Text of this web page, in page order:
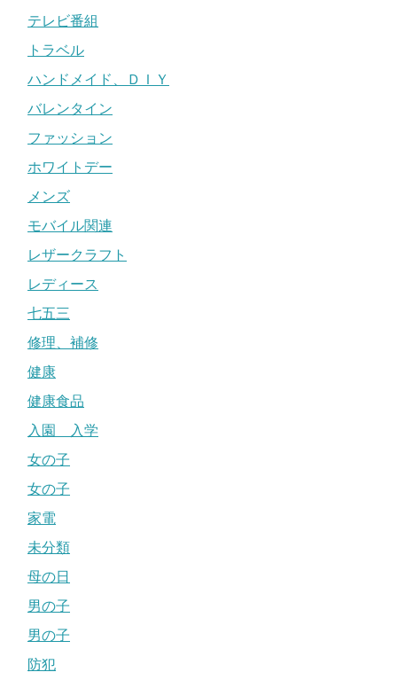
テレビ番組
トラベル
ハンドメイド、ＤＩＹ
バレンタイン
ファッション
ホワイトデー
メンズ
モバイル関連
レザークラフト
レディース
七五三
修理、補修
健康
健康食品
入園 入学
女の子
女の子
家電
未分類
母の日
男の子
男の子
防犯